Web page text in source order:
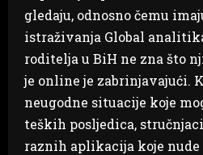
gledaju, odnosno čemu
istraživanja Global
roditelja u BiH ne zna što
je online je zabrinjavajući.
neugodne situacije koje
teških posljedica,
raznih aplikacija koje